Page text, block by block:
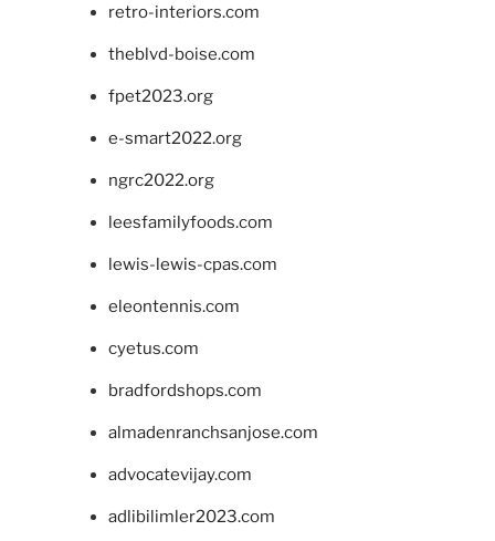
retro-interiors.com
theblvd-boise.com
fpet2023.org
e-smart2022.org
ngrc2022.org
leesfamilyfoods.com
lewis-lewis-cpas.com
eleontennis.com
cyetus.com
bradfordshops.com
almadenranchsanjose.com
advocatevijay.com
adlibilimler2023.com